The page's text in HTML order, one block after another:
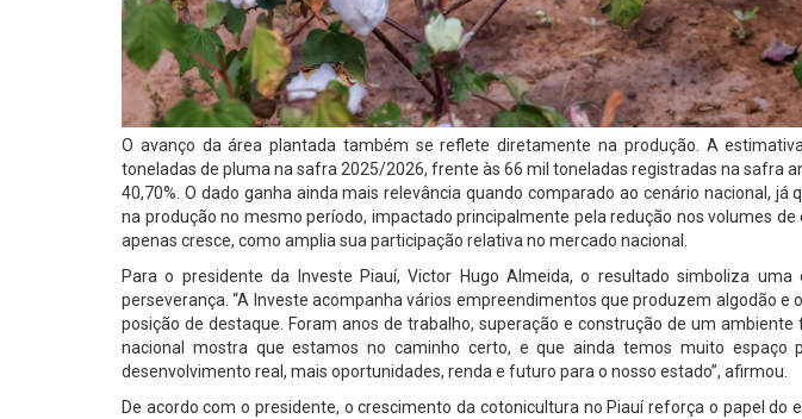
O avanço da área plantada também se reflete diretamente na produção. A
toneladas de pluma na safra 2025/2026, frente às 66 mil toneladas registradas na safra
40,70%. O dado ganha ainda mais relevância quando comparado ao cenário nacional, já
na produção no mesmo período, impactado principalmente pela redução nos volumes de
apenas cresce, como amplia sua participação relativa no mercado nacional.
Para o presidente da Investe Piauí, Victor Hugo Almeida, o resultado simboliza
perseverança. “A Investe acompanha vários empreendimentos que produzem algodão e
posição de destaque. Foram anos de trabalho, superação e construção de um
nacional mostra que estamos no caminho certo, e que ainda temos muito espaço
desenvolvimento real, mais oportunidades, renda e futuro para o nosso estado”, afirmou.
De acordo com o presidente, o crescimento da cotonicultura no Piauí reforça o papel do